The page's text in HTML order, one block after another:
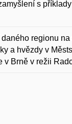
s
regionu
a hvězdy v
v Brně v režii